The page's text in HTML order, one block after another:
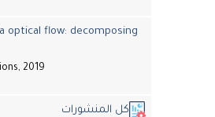
optical flow: decomposing
2019
كل المنشورات